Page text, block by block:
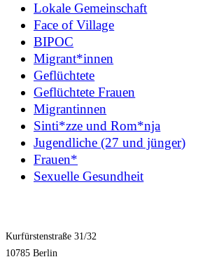
Lokale Gemeinschaft
Face of Village
BIPOC
Migrant*innen
Geflüchtete
Geflüchtete Frauen
Migrantinnen
Sinti*zze und Rom*nja
Jugendliche (27 und jünger)
Frauen*
Sexuelle Gesundheit
Kurfürstenstraße 31/32
10785 Berlin